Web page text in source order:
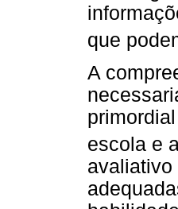
que
A
escola e
avaliativo